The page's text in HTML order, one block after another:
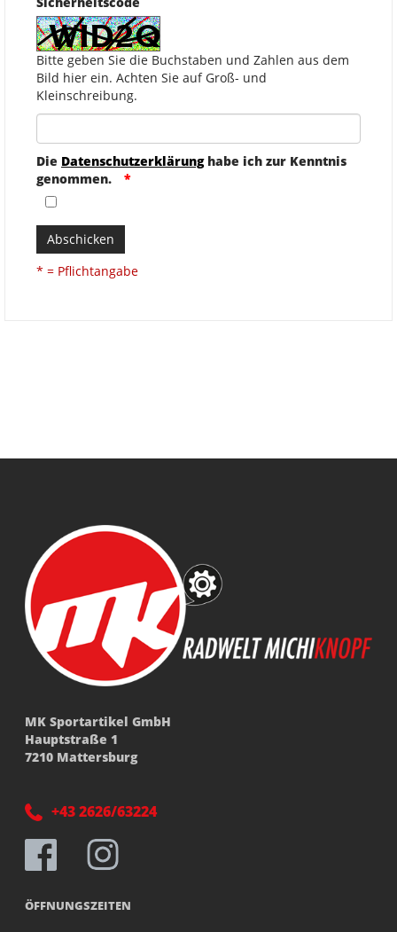
Bitte geben Sie die Buchstaben und Zahlen aus dem
Bild hier ein. Achten Sie auf Groß- und
Kleinschreibung.
Die Datenschutzerklärunghabe ich zur Kenntnis
genommen.
Abschicken
* = Pflichtangabe
MK Sportartikel GmbH
Hauptstraße 1
7210 Mattersburg
+43 2626/63224
ÖFFNUNGSZEITEN